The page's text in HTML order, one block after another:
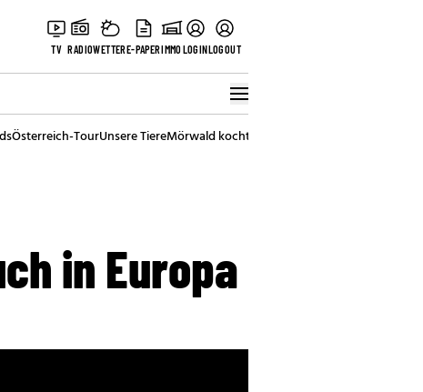
TV RADIOWETTERE-PAPERIMMOLOGINLOGOUT
Österreich-TourUnsere TiereMörwald kocht
in Europa